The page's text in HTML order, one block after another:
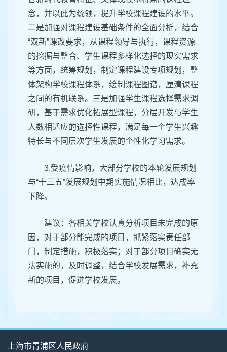
念，并以此为统领，提升学校课程建设的水平。
二是加强对课程建设基础条件的全面分析，结合
“双新”课改要求，从课程领导与执行，课程资源
的挖掘与整合、学生课程多样化选择的现实需求
等方面，统筹规划，制定课程建设专项规划，整
体架构学校课程体系，绘制课程图谱，厘清课程
之间的有机联系。三是加强学生课程选择需求调
研，基于需求优化拓展型课程，分层开发与学生
人数相适应的选择性课程，满足每一个学生兴趣
特长与不同层次学生发展的个性化学习需求。
3.受疫情影响，大部分学校的本轮发展规划
与“十三五”发展规划中期实施情况相比，达成率
下降。
建议：各相关学校认真分析项目未完成的原
因，对于部分能完成的项目，抓紧落实责任部
门，制定措施，积极落实；对于部分项目确实无
法实施的，及时调整，结合学校发展需求，补充
新的项目，促进学校发展。
上海市青浦区人民政府